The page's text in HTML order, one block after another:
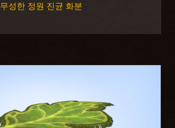
무성한 정원 진균 화분